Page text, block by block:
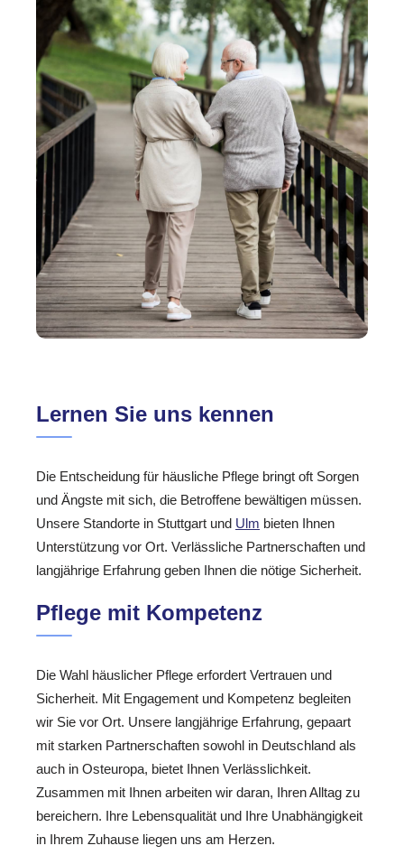
Lernen Sie uns kennen
Die Entscheidung für häusliche Pflege bringt oft Sorgen
und Ängste mit sich, die Betroffene bewältigen müssen.
Unsere Standorte in Stuttgart und Ulm bieten Ihnen
Unterstützung vor Ort. Verlässliche Partnerschaften und
langjährige Erfahrung geben Ihnen die nötige Sicherheit.
Pflege mit Kompetenz
Die Wahl häuslicher Pflege erfordert Vertrauen und
Sicherheit. Mit Engagement und Kompetenz begleiten
wir Sie vor Ort. Unsere langjährige Erfahrung, gepaart
mit starken Partnerschaften sowohl in Deutschland als
auch in Osteuropa, bietet Ihnen Verlässlichkeit.
Zusammen mit Ihnen arbeiten wir daran, Ihren Alltag zu
bereichern. Ihre Lebensqualität und Ihre Unabhängigkeit
in Ihrem Zuhause liegen uns am Herzen.